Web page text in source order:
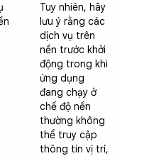
Tuy nhiên, hãy
lưu ý rằng các
dịch vụ trên
nền trước khởi
động trong khi
ứng dụng
đang chạy ở
chế độ nền
thường không
thể truy cập
thông tin vị trí,